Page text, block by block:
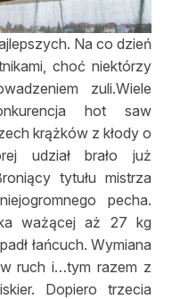
Na co dzień
choć niektórzy
zuli.Wiele
hot saw
krążków z kłody o
udział brało już
tytułu mistrza
pecha.
ważącej aż 27 kg
łańcuch. Wymiana
ruch i…tym razem z
Dopiero trzecia